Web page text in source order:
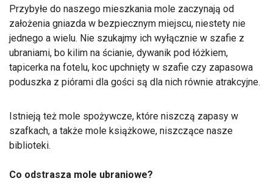
Przybyłe do naszego mieszkania mole zaczynają od
założenia gniazda w bezpiecznym miejscu, niestety nie
jednego a wielu. Nie szukajmy ich wyłącznie w szafie z
ubraniami, bo kilim na ścianie, dywanik pod łóżkiem,
tapicerka na fotelu, koc upchnięty w szafie czy zapasowa
poduszka z piórami dla gości są dla nich równie atrakcyjne.
Istnieją też mole spożywcze, które niszczą zapasy w
szafkach, a także mole książkowe, niszczące nasze
biblioteki.
Co odstrasza mole ubraniowe?